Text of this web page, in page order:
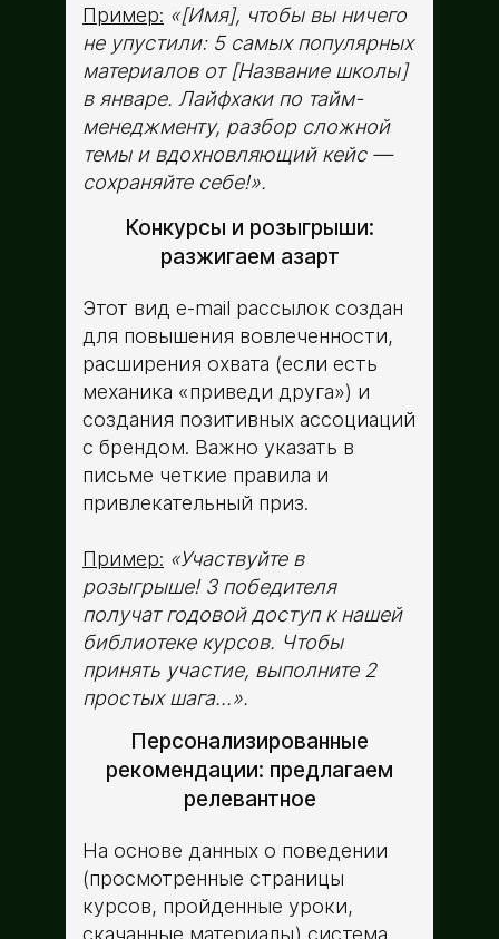
Пример: «[Имя], чтобы вы ничего
не упустили: 5 самых популярных
материалов от [Название школы]
в январе. Лайфхаки по тайм-
менеджменту, разбор сложной
темы и вдохновляющий кейс —
сохраняйте себе!».
Конкурсы и розыгрыши:
разжигаем азарт
Этот вид e-mail рассылок создан
для повышения вовлеченности,
расширения охвата (если есть
механика «приведи друга») и
создания позитивных ассоциаций
с брендом. Важно указать в
письме четкие правила и
привлекательный приз.
Пример: «Участвуйте в
розыгрыше! 3 победителя
получат годовой доступ к нашей
библиотеке курсов. Чтобы
принять участие, выполните 2
простых шага…».
Персонализированные
рекомендации: предлагаем
релевантное
На основе данных о поведении
(просмотренные страницы
курсов, пройденные уроки,
скачанные материалы) система